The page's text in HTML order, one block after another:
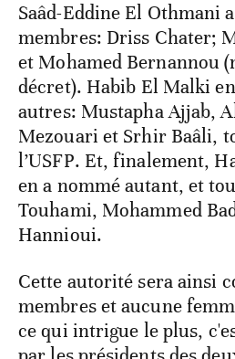
Saâd-Eddine El Othmani
membres: Driss Chater;
et Mohamed Bernannou
décret). Habib El Malki
autres: Mustapha Ajjab,
Mezouari et Srhir Baâli,
l’USFP. Et, finalement,
en a nommé autant, et
Touhami, Mohammed
Hannioui.
Cette autorité sera ainsi
membres et aucune
ce qui intrigue le plus,